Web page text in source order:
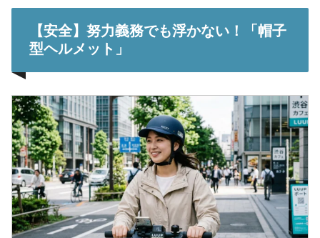
【安全】努力義務でも浮かない！「帽子
型ヘルメット」